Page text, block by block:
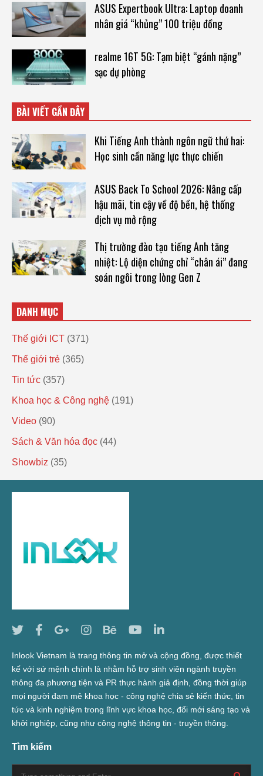
ASUS Expertbook Ultra: Laptop doanh
nhân giá “khủng” 100 triệu đồng
realme 16T 5G: Tạm biệt “gánh nặng”
sạc dự phòng
BÀI VIẾT GẦN ĐÂY
Khi Tiếng Anh thành ngôn ngữ thứ hai:
Học sinh cần năng lực thực chiến
ASUS Back To School 2026: Nâng cấp
hậu mãi, tin cậy về độ bền, hệ thống
dịch vụ mở rộng
Thị trường đào tạo tiếng Anh tăng
nhiệt: Lộ diện chứng chỉ “chân ái” đang
soán ngôi trong lòng Gen Z
DANH MỤC
Thế giới ICT (371)
Thế giới trẻ (365)
Tin tức (357)
Khoa học & Công nghệ (191)
Video (90)
Sách & Văn hóa đọc (44)
Showbiz (35)
Inlook Vietnam là trang thông tin mở và cộng đồng, được thiết
kế với sứ mệnh chính là nhằm hỗ trợ sinh viên ngành truyền
thông đa phương tiện và PR thực hành giả định, đồng thời giúp
mọi người đam mê khoa học - công nghệ chia sẻ kiến thức, tin
tức và kinh nghiệm trong lĩnh vực khoa học, đổi mới sáng tạo và
khởi nghiệp, cũng như công nghệ thông tin - truyền thông.
Tìm kiếm